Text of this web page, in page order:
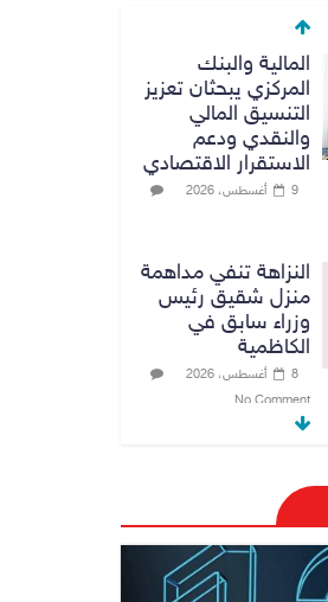
المالية والبنك
المركزي يبحثان تعزيز
التنسيق المالي
والنقدي ودعم
الاستقرار الاقتصادي
9 أغسطس، 2026
النزاهة تنفي مداهمة
منزل شقيق رئيس
وزراء سابق في
الكاظمية
8 أغسطس، 2026
No Comment
تفاصيل ورسوم
تظليل زجاج السيارات
No Comment